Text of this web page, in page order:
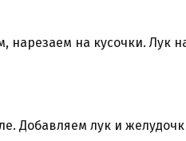
на кусочки. Лук
Добавляем лук и